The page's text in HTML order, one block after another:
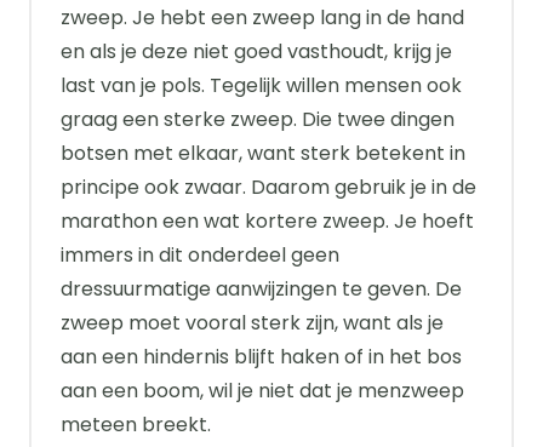
zweep. Je hebt een zweep lang in de hand
en als je deze niet goed vasthoudt, krijg je
last van je pols. Tegelijk willen mensen ook
graag een sterke zweep. Die twee dingen
botsen met elkaar, want sterk betekent in
principe ook zwaar. Daarom gebruik je in de
marathon een wat kortere zweep. Je hoeft
immers in dit onderdeel geen
dressuurmatige aanwijzingen te geven. De
zweep moet vooral sterk zijn, want als je
aan een hindernis blijft haken of in het bos
aan een boom, wil je niet dat je menzweep
meteen breekt.